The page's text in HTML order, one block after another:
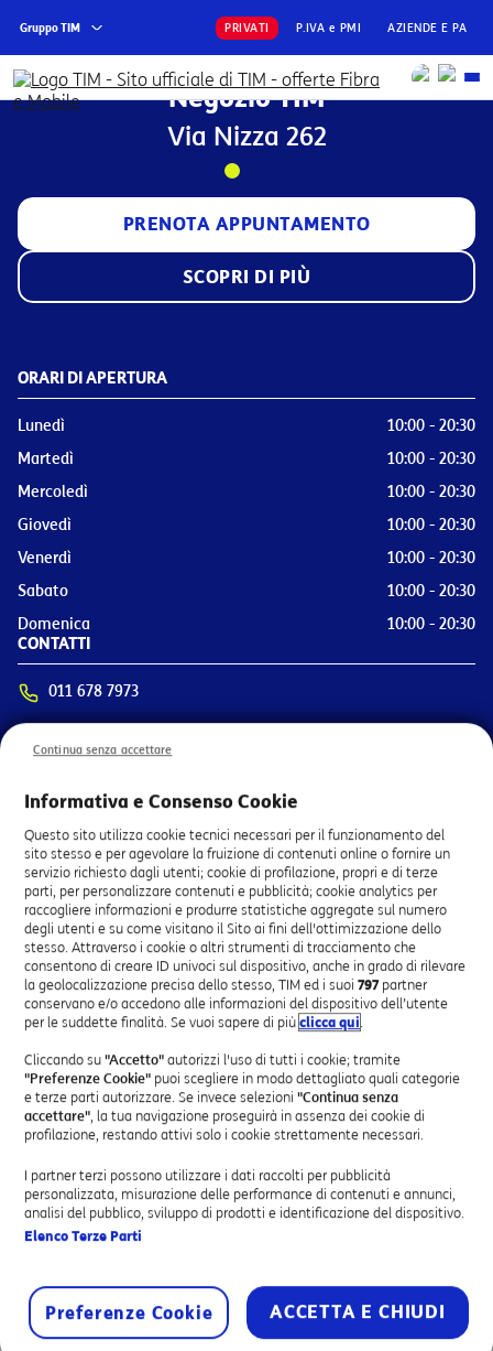
Gruppo TIM PRIVATI P.IVA e PMI AZIENDE E PA
Negozio TIM
Via Nizza 262
PRENOTA APPUNTAMENTO
SCOPRI DI PIÙ
ORARI DI APERTURA
Lunedì
10:00 - 20:30
Martedì
10:00 - 20:30
Mercoledì
10:00 - 20:30
Giovedì
10:00 - 20:30
Venerdì
10:00 - 20:30
Sabato
10:00 - 20:30
Domenica
10:00 - 20:30
CONTATTI
011 678 7973
Attivazione Linea di Casa
Attivazione Linea Mobile
Pagamento bolletta
Vendita Smartphone e Tablet
Attivazione TV TIMVISION
Attivazione Servizi Smart Home
Prenota Appuntamento
Attivazione Servizi Business
Assistenza Tecnica
Attivazione SPID
PUNTO VIOLA AUTORIZZATO
Il progetto Punti Viola di DonneXStrada ha come fine la creazione
DonneXStrada è quindi un luogo di riferimento nel territorio, che
ha la sensibilità e gli strumenti per accogliere la persona nelle
diverse situazioni di difficoltà.
Informativa e Consenso Cookie
Questo sito utilizza cookie tecnici necessari per il funzionamento del
sito stesso e per agevolare la fruizione di contenuti online o fornire un
servizio richiesto dagli utenti; cookie di profilazione, propri e di terze
parti, per personalizzare contenuti e pubblicità; cookie analytics per
raccogliere informazioni e produrre statistiche aggregate sul numero
degli utenti e su come visitano il Sito ai fini dell'ottimizzazione dello
stesso. Attraverso i cookie o altri strumenti di tracciamento che
consentono di creare ID univoci sul dispositivo, anche in grado di rilevare
la geolocalizzazione precisa dello stesso, TIM ed i suoi 797partner
conservano e/o accedono alle informazioni del dispositivo dell’utente
per le suddette finalità. Se vuoi sapere di più clicca qui.
Cliccando su "Accetto" autorizzi l'uso di tutti i cookie; tramite
"Preferenze Cookie" puoi scegliere in modo dettagliato quali categorie
e terze parti autorizzare. Se invece selezioni "Continua senza
accettare", la tua navigazione proseguirà in assenza dei cookie di
profilazione, restando attivi solo i cookie strettamente necessari.
I partner terzi possono utilizzare i dati raccolti per pubblicità
personalizzata, misurazione delle performance di contenuti e annunci,
analisi del pubblico, sviluppo di prodotti e identificazione del dispositivo.
Elenco Terze Parti
Preferenze Cookie ACCETTA E CHIUDI
Continua senza accettare